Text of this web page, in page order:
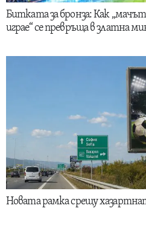
Битката за бронза: Как
играе“ се превръща в златна
Новата рамка срещу